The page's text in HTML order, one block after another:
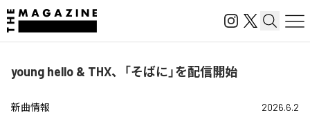
young hello & THX、「そばに」を配信開始
新曲情報 2026.6.2